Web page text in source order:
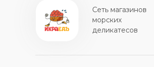
Сеть магазинов
морских
деликатесов